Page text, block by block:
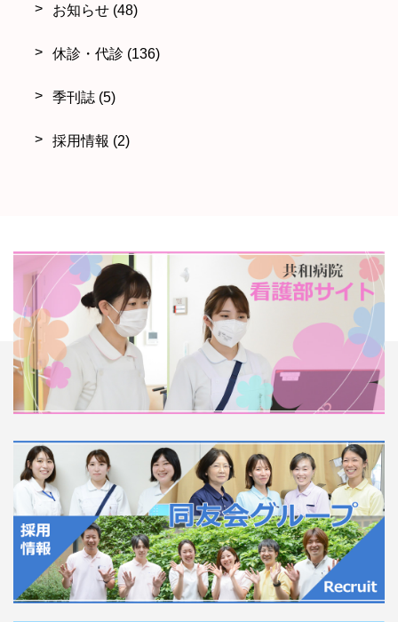
お知らせ (48)
休診・代診 (136)
季刊誌 (5)
採用情報 (2)